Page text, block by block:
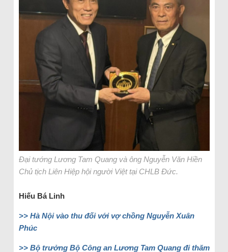
Đại tướng Lương Tam Quang và ông Nguyễn Văn Hiền
Chủ tịch Liên Hiệp hội người Việt tại CHLB Đức.
Hiếu Bá Linh
>> Hà Nội vào thu đối với vợ chồng Nguyễn Xuân
Phúc
>> Bộ trưởng Bộ Công an Lương Tam Quang đi thăm